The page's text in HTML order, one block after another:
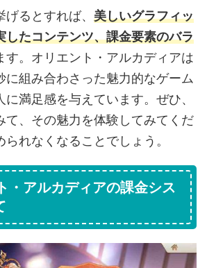
るとすれば、 美しいグラフィッ
したコンテンツ、課金要素のバラ
す。オリエント・アルカディアは
に組み合わさった魅力的なゲーム
満足感を与えています。ぜひ、
て、その魅力を体験してみてくだ
れなくなることでしょう。
・アルカディアの課金シス